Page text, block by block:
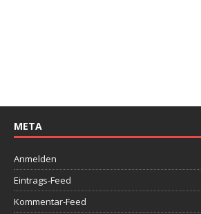
META
Anmelden
Eintrags-Feed
Kommentar-Feed